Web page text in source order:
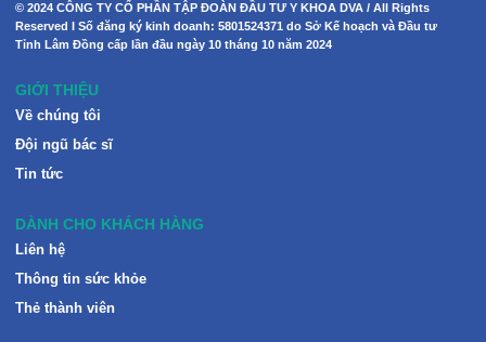
© 2024 CÔNG TY CỔ PHẦN TẬP ĐOÀN ĐẦU TƯ Y KHOA DVA / All Rights
Reserved I Số đăng ký kinh doanh: 5801524371 do Sở Kế hoạch và Đầu tư
Tỉnh Lâm Đồng cấp lần đầu ngày 10 tháng 10 năm 2024
GIỚI THIỆU
Về chúng tôi
Đội ngũ bác sĩ
Tin tức
DÀNH CHO KHÁCH HÀNG
Liên hệ
Thông tin sức khỏe
Thẻ thành viên